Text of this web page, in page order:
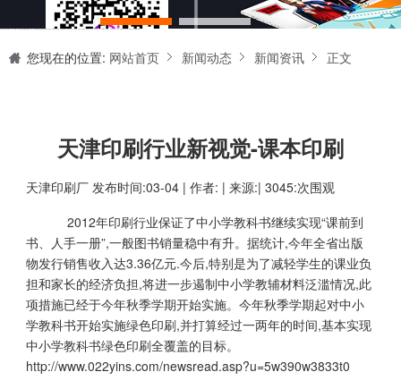
关于我们
联系我们
您现在的位置: 网站首页 新闻动态 新闻资讯 正文
天津印刷行业新视觉-课本印刷
天津印刷厂 发布时间:03-04 | 作者: | 来源:| 3045:次围观
2012年印刷行业保证了中小学教科书继续实现“课前到
书、人手一册”,一般图书销量稳中有升。据统计,今年全省出版
物发行销售收入达3.36亿元.今后,特别是为了减轻学生的课业负
担和家长的经济负担,将进一步遏制中小学教辅材料泛滥情况,此
项措施已经于今年秋季学期开始实施。今年秋季学期起对中小
学教科书开始实施绿色印刷,并打算经过一两年的时间,基本实现
中小学教科书绿色印刷全覆盖的目标。
http://www.022yins.com/newsread.asp?u=5w390w3833t0